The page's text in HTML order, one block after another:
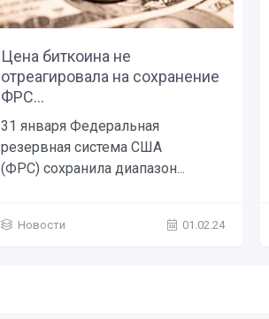
Цена биткоина не
отреагировала на сохранение
ФРС...
31 января Федеральная
резервная система США
(ФРС) сохранила диапазон...
Новости 01.02.24